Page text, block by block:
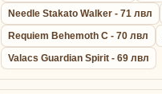
Needle Stakato Walker - 71 лвл
Requiem Behemoth C - 70 лвл
Valacs Guardian Spirit - 69 лвл